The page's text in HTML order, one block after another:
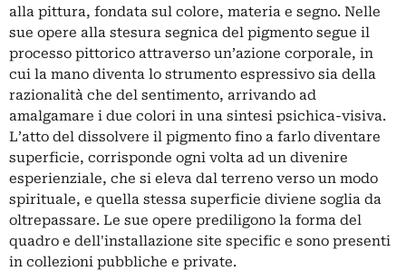
alla pittura, fondata sul colore, materia e segno. Nelle
sue opere alla stesura segnica del pigmento segue il
processo pittorico attraverso un’azione corporale, in
cui la mano diventa lo strumento espressivo sia della
razionalità che del sentimento, arrivando ad
amalgamare i due colori in una sintesi psichica-visiva.
L’atto del dissolvere il pigmento fino a farlo diventare
superficie, corrisponde ogni volta ad un divenire
esperienziale, che si eleva dal terreno verso un modo
spirituale, e quella stessa superficie diviene soglia da
oltrepassare. Le sue opere prediligono la forma del
quadro e dell'installazione site specific e sono presenti
in collezioni pubbliche e private.